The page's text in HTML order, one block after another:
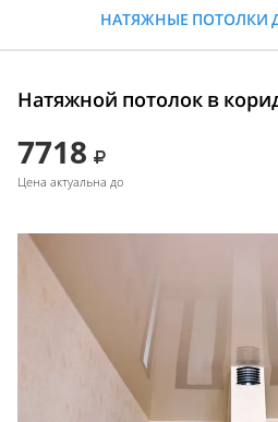
НАТЯЖНЫЕ ПОТОЛКИ
Натяжной потолок в
7718
Цена актуальна до